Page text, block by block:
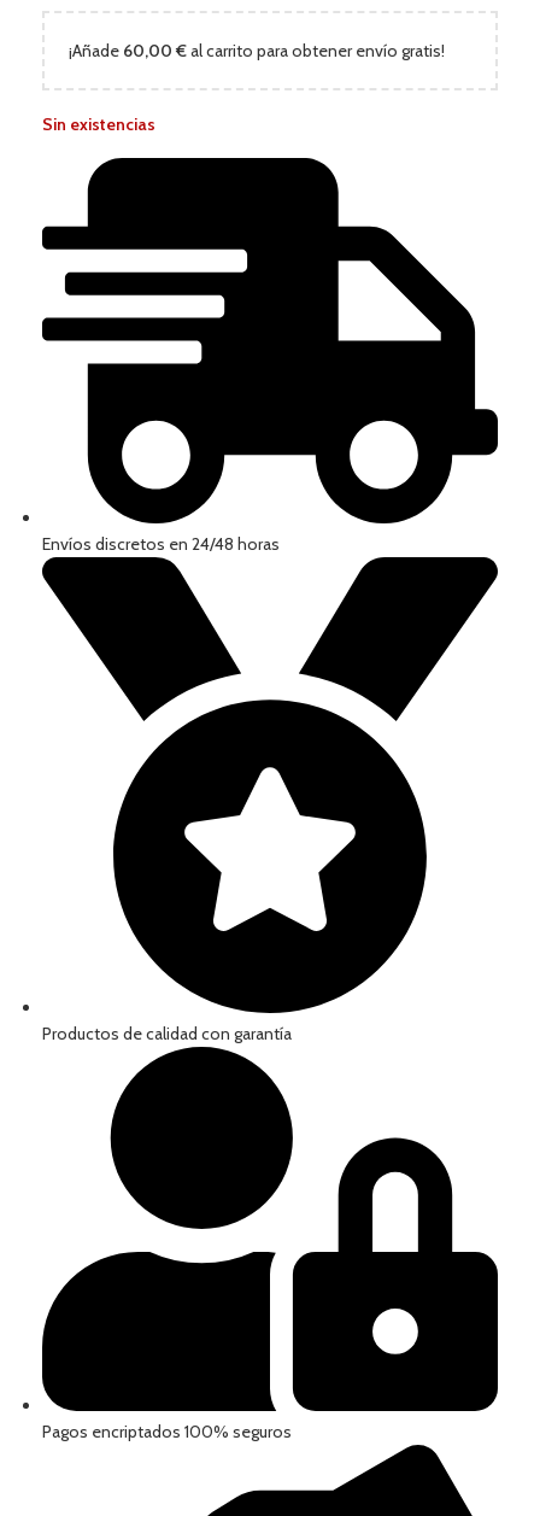
¡Añade 60,00 €al carrito para obtener envío gratis!
Sin existencias
Envíos discretos en 24/48 horas
Productos de calidad con garantía
Pagos encriptados 100% seguros